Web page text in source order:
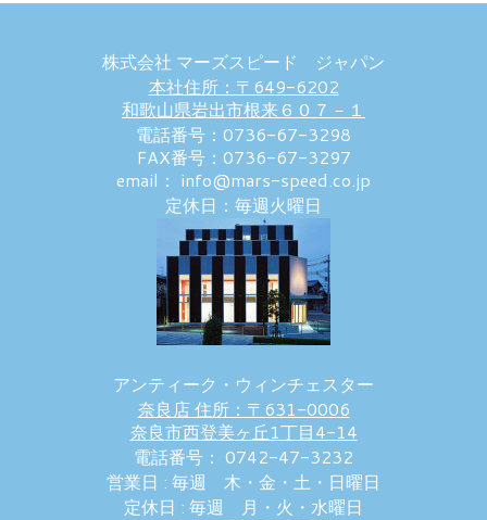
株式会社 マーズスピード ジャパン
本社住所：〒649-6202
和歌山県岩出市根来６０７－１
電話番号：0736-67-3298
FAX番号：0736-67-3297
email： info@mars-speed.co.jp
定休日：毎週火曜日
アンティーク・ウィンチェスター
奈良店 住所：〒631-0006
奈良市西登美ヶ丘1丁目4-14
電話番号： 0742-47-3232
営業日 : 毎週 木・金・土・日曜日
定休日 : 毎週 月・火・水曜日